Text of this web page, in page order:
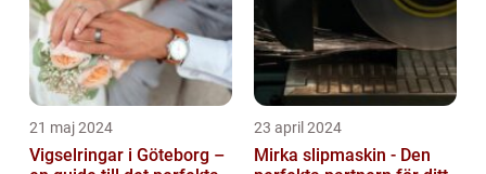
21 maj 2024
Vigselringar i Göteborg –
23 april 2024
Mirka slipmaskin - Den